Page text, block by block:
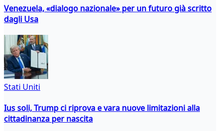
Venezuela, «dialogo nazionale» per un futuro già scritto
dagli Usa
Stati Uniti
Ius soli, Trump ci riprova e vara nuove limitazioni alla
cittadinanza per nascita